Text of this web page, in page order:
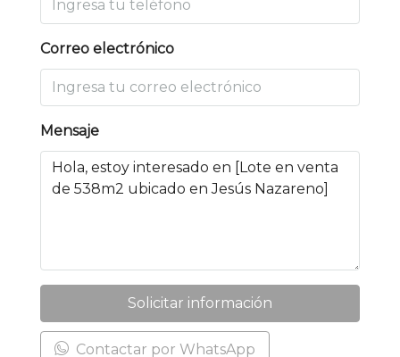
Correo electrónico
Mensaje
Solicitar información
Contactar por WhatsApp